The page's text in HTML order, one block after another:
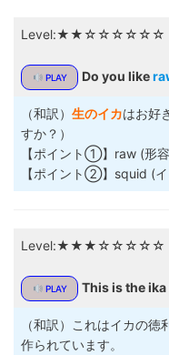
Level:★★☆☆☆☆☆☆
PLAY Do you like
（和訳） 生のイカはお好
すか？）
【ポイント①】raw (形
【ポイント②】squid (
Level:★★★☆☆☆☆☆
PLAY This is the
（和訳）これはイカの徳
作られています。